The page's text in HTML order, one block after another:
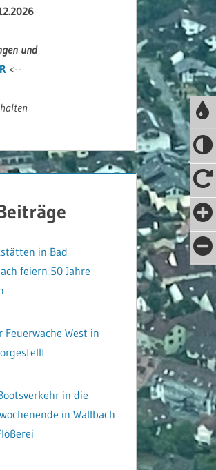
und
<--
in Bad
feiern 50 Jahre
West in
in die
in Wallbach